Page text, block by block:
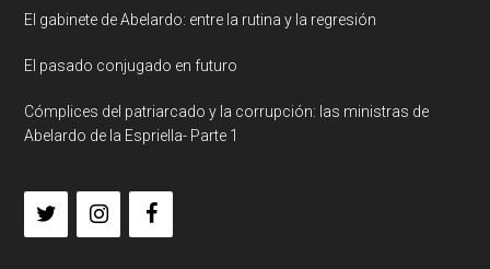
El gabinete de Abelardo: entre la rutina y la regresión
El pasado conjugado en futuro
Cómplices del patriarcado y la corrupción: las ministras de
Abelardo de la Espriella- Parte 1